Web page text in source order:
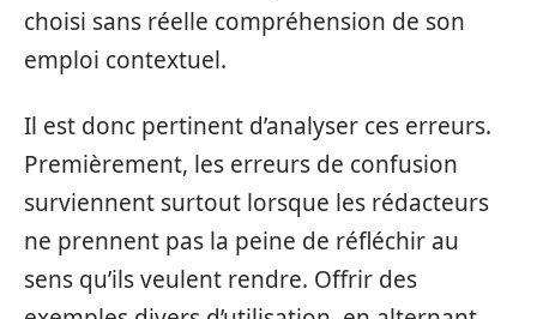
choisi sans réelle compréhension de son
emploi contextuel.
Il est donc pertinent d’analyser ces erreurs.
Premièrement, les erreurs de confusion
surviennent surtout lorsque les rédacteurs
ne prennent pas la peine de réfléchir au
sens qu’ils veulent rendre. Offrir des